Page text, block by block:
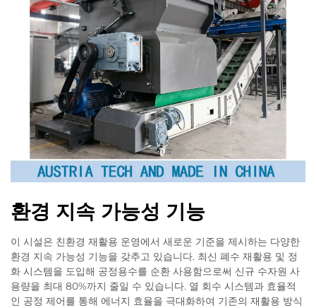
환경 지속 가능성 기능
이 시설은 친환경 재활용 운영에서 새로운 기준을 제시하는 다양한
환경 지속 가능성 기능을 갖추고 있습니다. 최신 폐수 재활용 및 정
화 시스템을 도입해 공정용수를 순환 사용함으로써 신규 수자원 사
용량을 최대 80%까지 줄일 수 있습니다. 열 회수 시스템과 효율적
인 공정 제어를 통해 에너지 효율을 극대화하여 기존의 재활용 방식